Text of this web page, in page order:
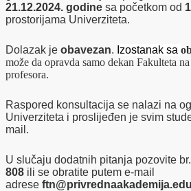
21.12.2024. godine sa početkom od
prostorijama Univerziteta.
Dolazak je obavezan. Izostanak sa
može da opravda samo dekan Fakulteta
profesora.
Raspored konsultacija se nalazi na
Univerziteta i proslijeđen je svim
mail.
U slučaju dodatnih pitanja pozovite
808 ili se obratite putem e-mail
adrese